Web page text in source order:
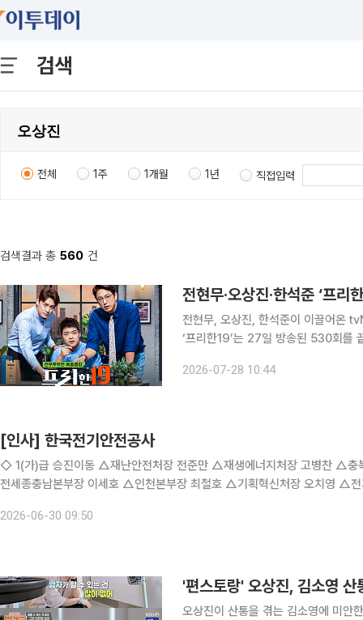
검색
전체 1주 1개월 1년 직접입력
검색결과 총 560 건
전현무·오상진·한석준 ‘프
전현무, 오상진, 한석준이 이끌어온
‘프리한19’는 27일 방송된 530회를
쇼핑 아이템과 여행 기념품 등을
2026-07-28 10:44
[인사] 한국전기안전공사
◇ 1(가)급 승진이동 △재난안전처장 전준만 △재생에너지처장 고병찬 △충북본부장 조
전세종충남본부장 이세호 △인천본부장 최철호 △기획혁신처장 오치영 △
2026-06-30 09:50
'편스토랑' 오상진, 김소영
오상진이 산통을 겪는 김소영에 미안한 마음을 전했다. 29일 방송